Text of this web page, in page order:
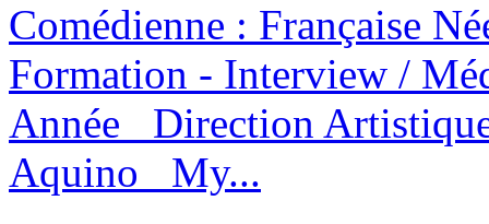
Comédienne : Française
Formation - Interview /
Année Direction
Aquino My...